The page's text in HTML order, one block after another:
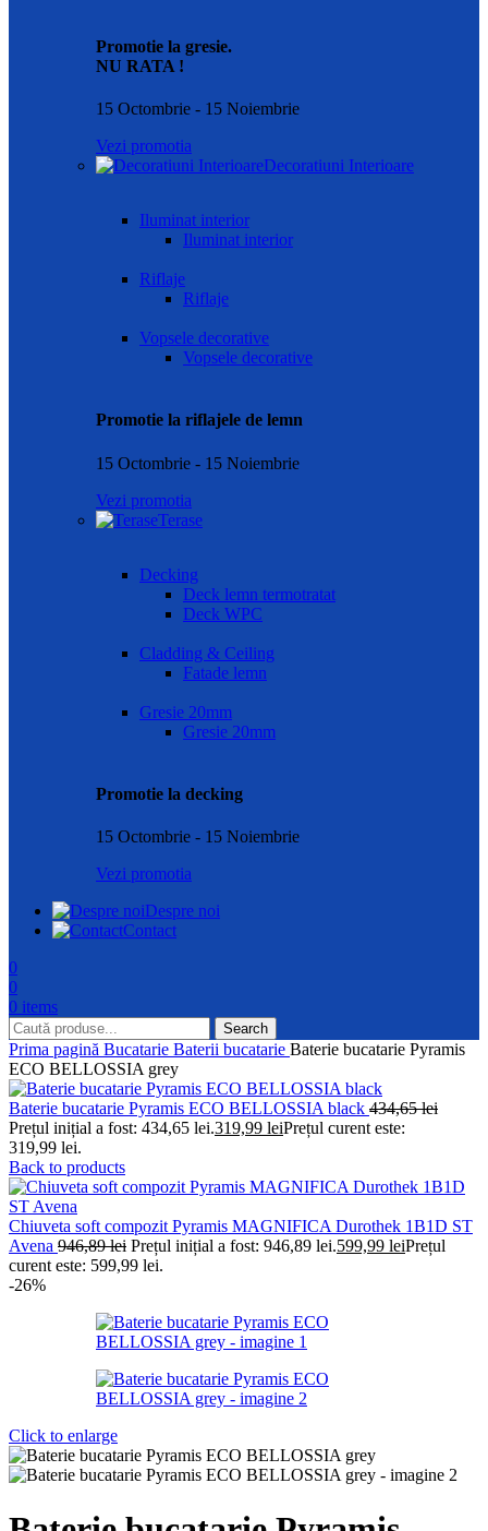
Promotie la gresie.
NU RATA !
15 Octombrie - 15 Noiembrie
Vezi promotia
Decoratiuni Interioare
Iluminat interior
Iluminat interior
Riflaje
Riflaje
Vopsele decorative
Vopsele decorative
Promotie la riflajele de lemn
15 Octombrie - 15 Noiembrie
Vezi promotia
Terase
Decking
Deck lemn termotratat
Deck WPC
Cladding & Ceiling
Fatade lemn
Gresie 20mm
Gresie 20mm
Promotie la decking
15 Octombrie - 15 Noiembrie
Vezi promotia
Despre noi
Contact
0
0
0 items
Search
Prima pagină Bucatarie Baterii bucatarie Baterie bucatarie Pyramis
ECO BELLOSSIA grey
Baterie bucatarie Pyramis ECO BELLOSSIA black 434,65lei
Prețul inițial a fost: 434,65 lei.319,99 leiPrețul curent este:
319,99 lei.
Back to products
Chiuveta soft compozit Pyramis MAGNIFICA Durothek 1B1D ST
Avena 946,89lei Prețul inițial a fost: 946,89 lei.599,99 leiPrețul
curent este: 599,99 lei.
-26%
Click to enlarge